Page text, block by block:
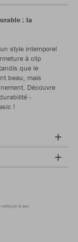
: la
style intemporel
à clip
que le
beau, mais
Découvre
-
!
nettoyer à sec